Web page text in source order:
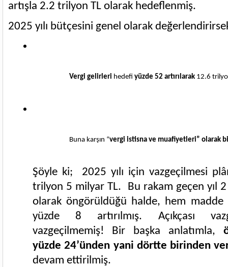
artışla 2.2 trilyon TL olarak hedeflenmiş.
2025 yılı bütçesini genel olarak
Vergi gelirleri hedefi yüzde 52 artırılarak 12.6
Buna karşın “vergi istisna ve muafiyetleri” olarak
Şöyle ki; 2025 yılı için vazgeçilmesi
trilyon 5 milyar TL. Bu rakam geçen yıl
olarak öngörüldüğü halde, hem madde
yüzde 8 artırılmış. Açıkçası
vazgeçilmemiş! Bir başka anlatımla,
yüzde 24’ünden yani dörtte birinden
devam ettirilmiş.